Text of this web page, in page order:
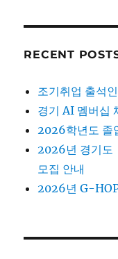
RECENT
조기취업 출석
경기 AI 멤버십
2026학년도 졸
2026년 경기도
모집 안내
2026년 G-